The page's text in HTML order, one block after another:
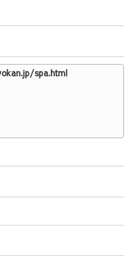
spa.html